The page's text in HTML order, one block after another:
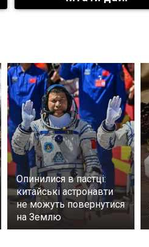
Опинилися в пастці:
китайські астронавти
не можуть повернутися
на Землю